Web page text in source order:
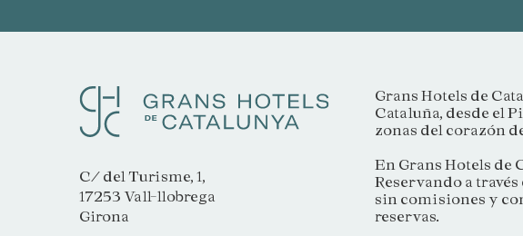
C/ del Turisme, 1,
17253 Vall-llobrega
Girona
Grans Hotels de
Cataluña, desde el
zonas del corazón
En Grans Hotels de
Reservando a
sin comisiones y
reservas.